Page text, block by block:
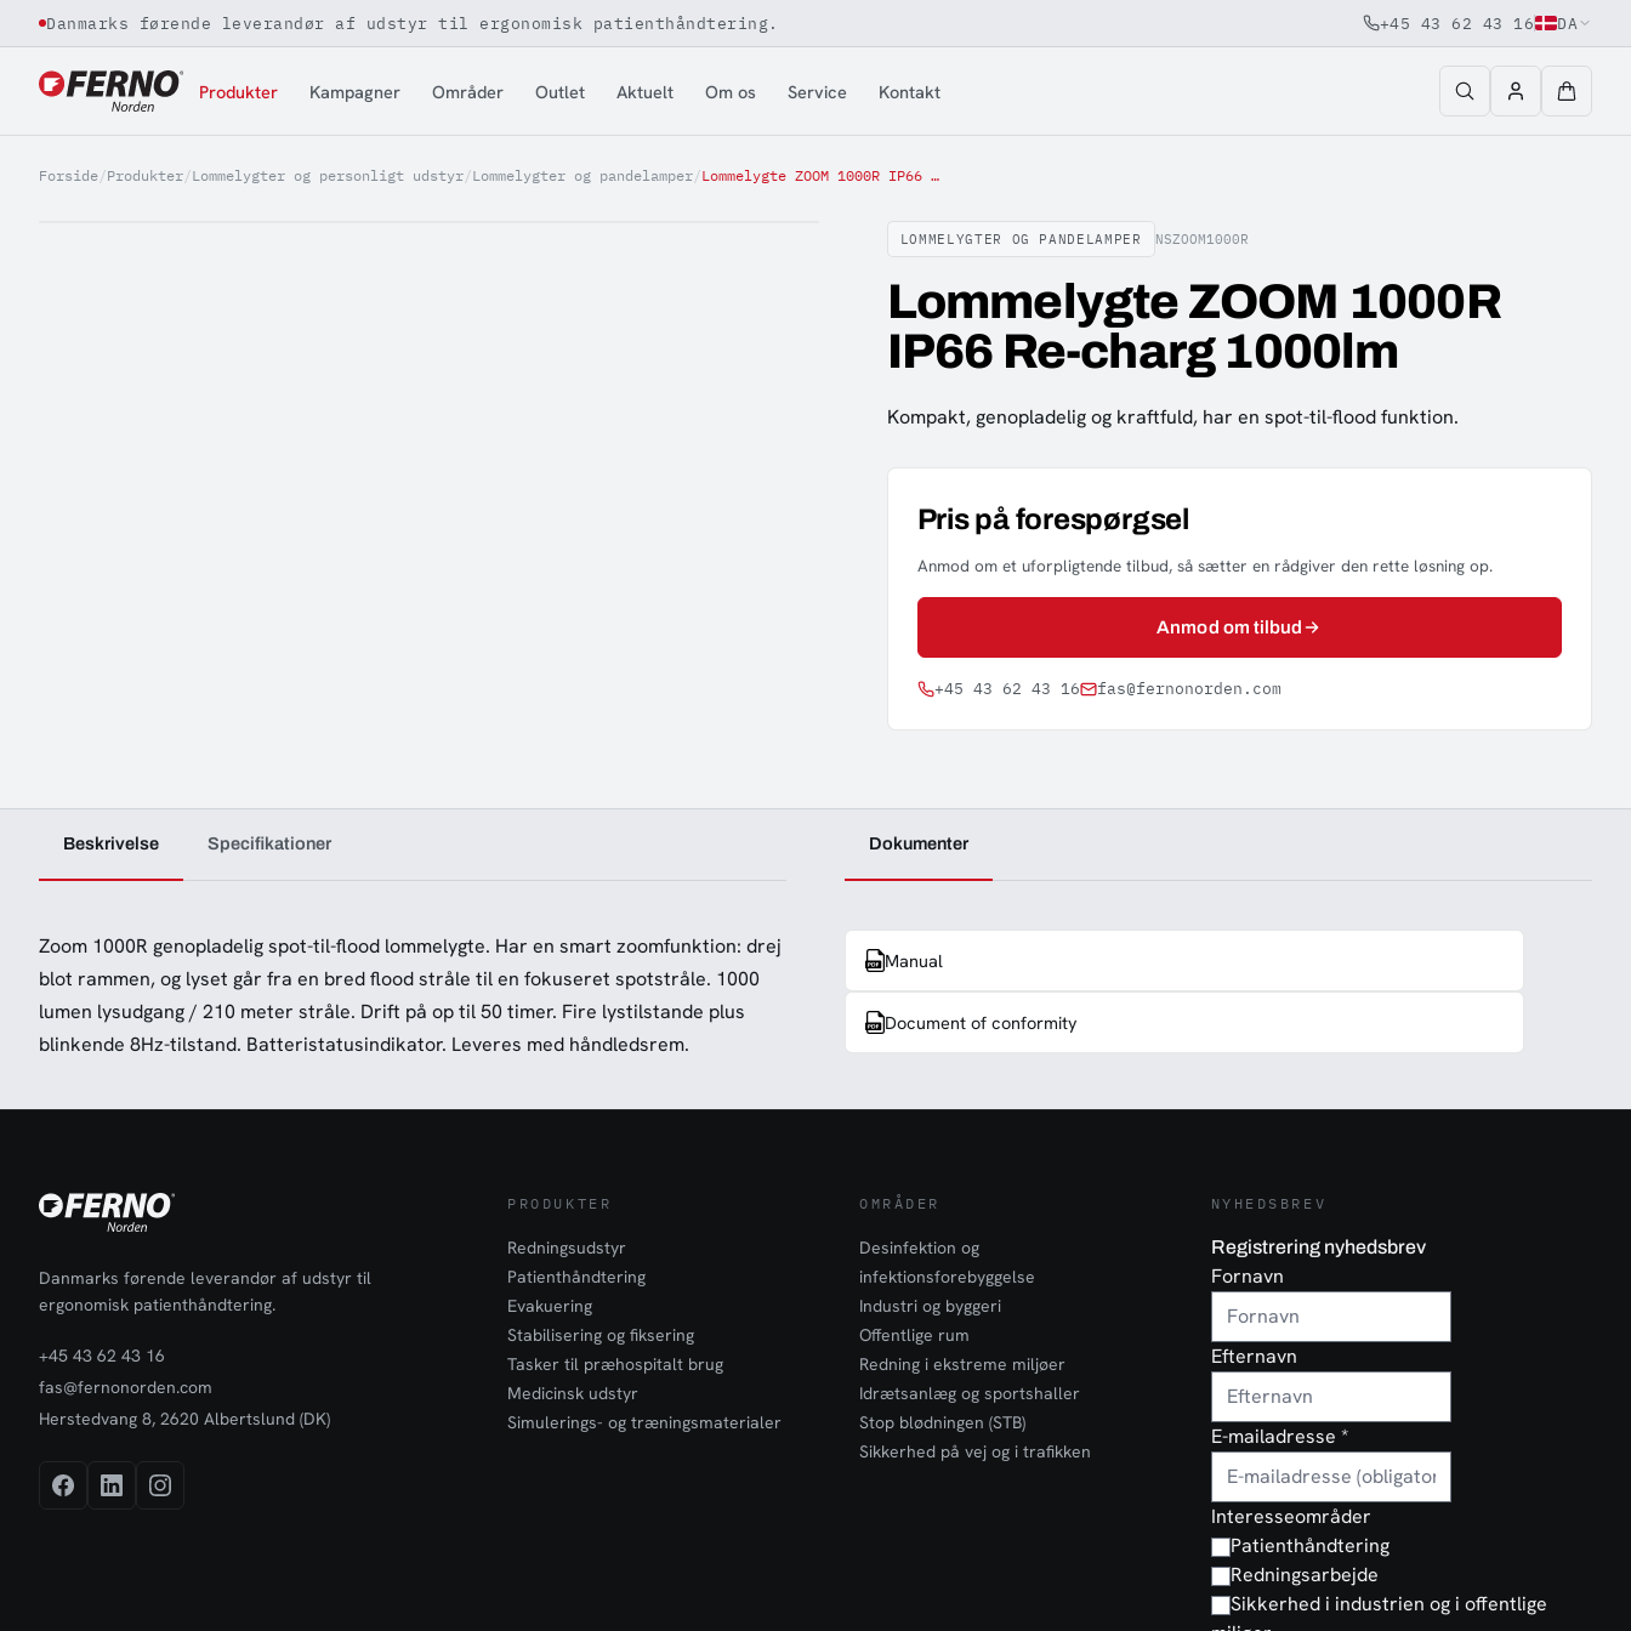
Jump to content
Danmarks førende leverandør af udstyr til ergonomisk patienthåndtering. +45 43 62 43 16 DA
Produkter Kampagner Områder Outlet Aktuelt Om os Service Kontakt
Forside/Produkter/Lommelygter og personligt udstyr/Lommelygter og pandelamper/ Lommelygte ZOOM 1000R IP66 Re-charg 1000lm
LOMMELYGTER OG PANDELAMPER NSZOOM1000R
Lommelygte ZOOM 1000R
IP66 Re-charg 1000lm
Kompakt, genopladelig og kraftfuld, har en spot-til-flood funktion.
Pris på forespørgsel
Anmod om et uforpligtende tilbud, så sætter en rådgiver den rette løsning op.
Anmod om tilbud
+45 43 62 43 16 fas@fernonorden.com
Beskrivelse Specifikationer
Zoom 1000R genopladelig spot-til-flood lommelygte. Har en smart zoomfunktion: drej
blot rammen, og lyset går fra en bred flood stråle til en fokuseret spotstråle. 1000
lumen lysudgang / 210 meter stråle. Drift på op til 50 timer. Fire lystilstande plus
blinkende 8Hz-tilstand. Batteristatusindikator. Leveres med håndledsrem.
Dokumenter
Manual
Document of conformity
Danmarks førende leverandør af udstyr til
ergonomisk patienthåndtering.
+45 43 62 43 16
fas@fernonorden.com
Herstedvang 8, 2620 Albertslund (DK)
PRODUKTER
Redningsudstyr
Patienthåndtering
Evakuering
Stabilisering og fiksering
Tasker til præhospitalt brug
Medicinsk udstyr
Simulerings- og træningsmaterialer
OMRÅDER
Desinfektion og
infektionsforebyggelse
Industri og byggeri
Offentlige rum
Redning i ekstreme miljøer
Idrætsanlæg og sportshaller
Stop blødningen (STB)
Sikkerhed på vej og i trafikken
NYHEDSBREV
Registrering nyhedsbrev
Fornavn
Efternavn
E-mailadresse *
Interesseområder
Patienthåndtering
Redningsarbejde
Sikkerhed i industrien og i offentlige